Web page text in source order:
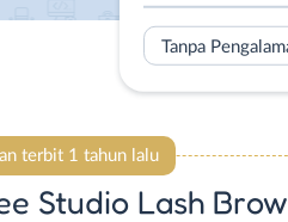
Tanpa
terbit 1 tahun lalu
Studio Lash